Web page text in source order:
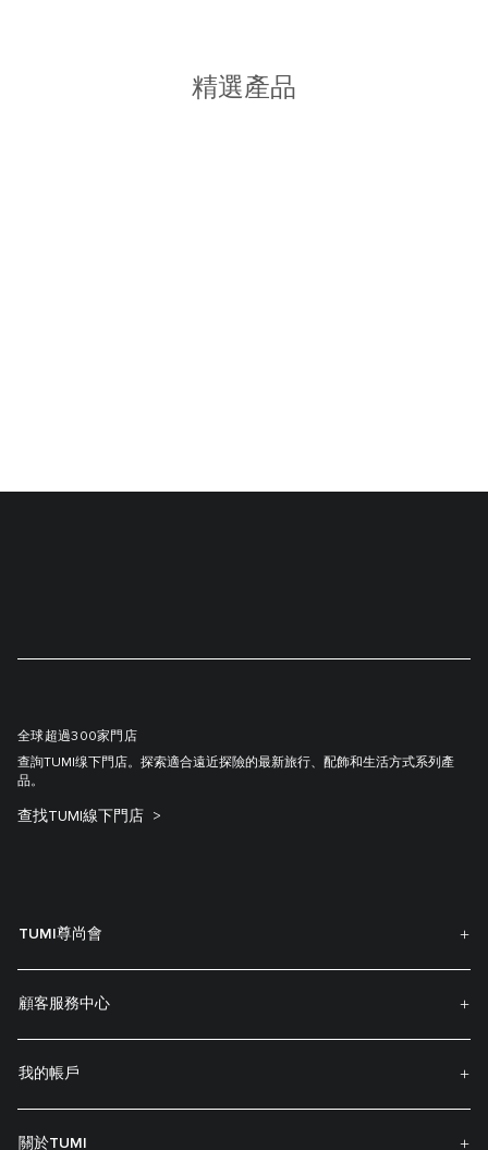
精選產品
全球超過300家門店
查詢TUMI缐下門店。探索適合遠近探險的最新旅行、配飾和生活方式系列產
品。
查找TUMI線下門店
TUMI尊尚會
顧客服務中心
我的帳戶
關於TUMI